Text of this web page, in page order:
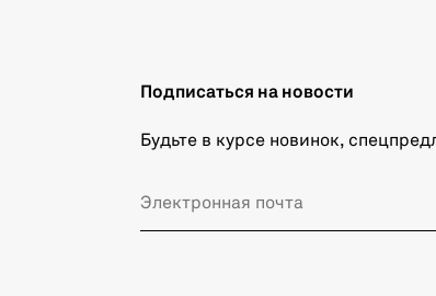
Подписаться на новости
Будьте в курсе новинок,